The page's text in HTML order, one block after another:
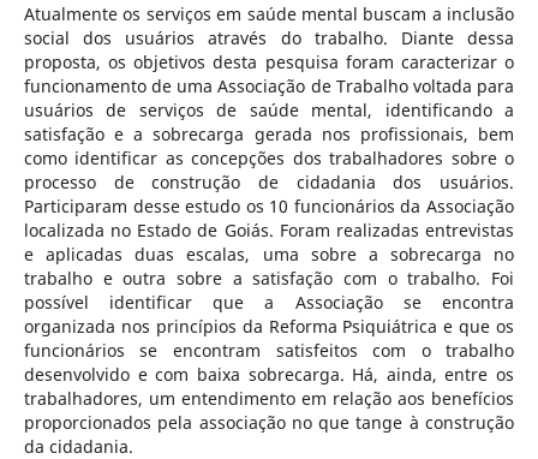
Atualmente os serviços em saúde mental buscam a inclusão
social dos usuários através do trabalho. Diante dessa
proposta, os objetivos desta pesquisa foram caracterizar o
funcionamento de uma Associação de Trabalho voltada para
usuários de serviços de saúde mental, identificando a
satisfação e a sobrecarga gerada nos profissionais, bem
como identificar as concepções dos trabalhadores sobre o
processo de construção de cidadania dos usuários.
Participaram desse estudo os 10 funcionários da Associação
localizada no Estado de Goiás. Foram realizadas entrevistas
e aplicadas duas escalas, uma sobre a sobrecarga no
trabalho e outra sobre a satisfação com o trabalho. Foi
possível identificar que a Associação se encontra
organizada nos princípios da Reforma Psiquiátrica e que os
funcionários se encontram satisfeitos com o trabalho
desenvolvido e com baixa sobrecarga. Há, ainda, entre os
trabalhadores, um entendimento em relação aos benefícios
proporcionados pela associação no que tange à construção
da cidadania.